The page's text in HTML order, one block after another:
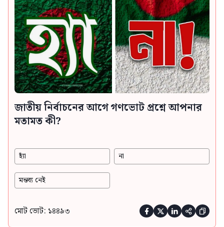
জাতীয় নির্বাচনের আগে গণভোট প্রশ্নে আপনার
মতামত কী?
হ্যাঁ না
মন্তব্য নেই
মোট ভোট: ১৪৪৯৩     